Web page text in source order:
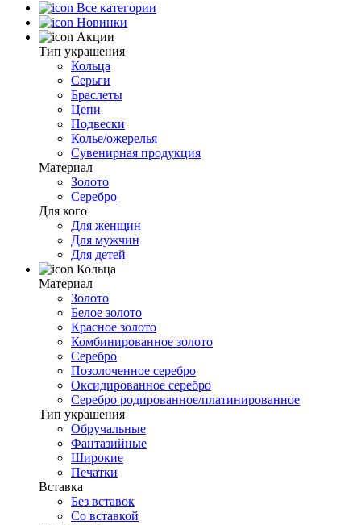
Все категории
Новинки
Акции
Тип украшения
Кольца
Серьги
Браслеты
Цепи
Подвески
Колье/ожерелья
Сувенирная продукция
Материал
Золото
Серебро
Для кого
Для женщин
Для мужчин
Для детей
Кольца
Материал
Золото
Белое золото
Красное золото
Комбинированное золото
Серебро
Позолоченное серебро
Оксидированное серебро
Серебро родированное/платинированное
Тип украшения
Обручальные
Фантазийные
Широкие
Печатки
Вставка
Без вставок
Со вставкой